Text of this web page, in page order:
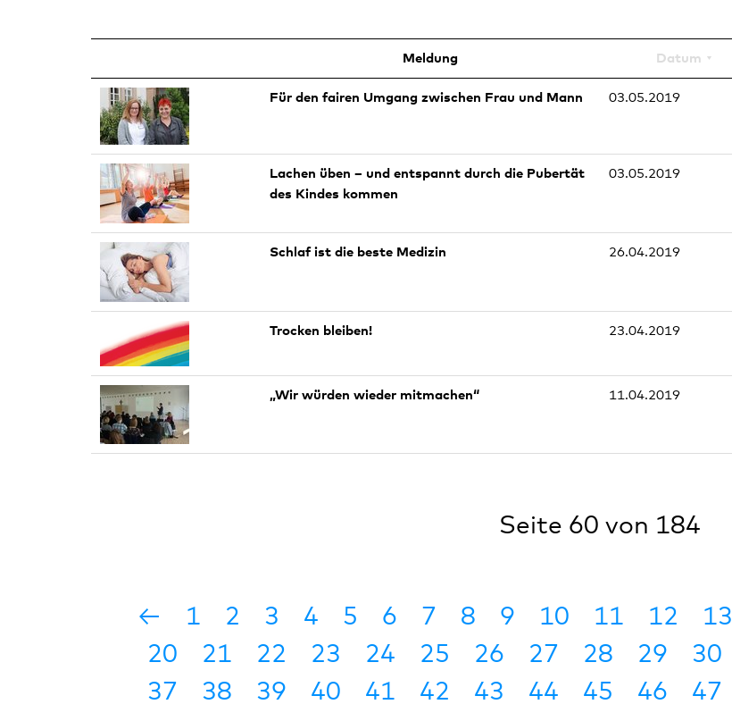
Meldung Datum
Für den fairen Umgang zwischen Frau und Mann 03.05.2019
Lachen üben – und entspannt durch die Pubertät
des Kindes kommen
03.05.2019
Schlaf ist die beste Medizin 26.04.2019
Trocken bleiben! 23.04.2019
„Wir würden wieder mitmachen“ 11.04.2019
Seite 60 von 184
← 1 2 3 4 5 6 7 8 9 10 11 12 13
20
21 22 23 24 25 26 27 28 29 30
37
38 39 40 41 42 43 44 45 46 47